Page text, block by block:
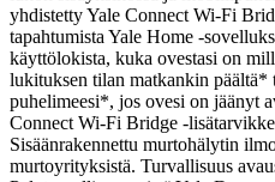
yhdistetty Yale Connect Wi-Fi
tapahtumista Yale Home -
käyttölokista, kuka ovestasi on
lukituksen tilan matkankin päältä*
puhelimeesi*, jos ovesi on jäänyt
Connect Wi-Fi Bridge -
Sisäänrakennettu murtohälytin
murtoyrityksistä. Turvallisuus